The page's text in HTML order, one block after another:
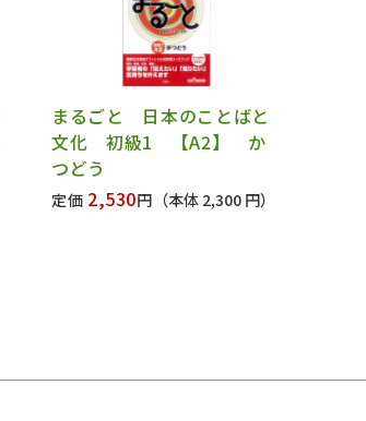
まるごと 日本のことばと
文化 初級1 【A2】 か
つどう
定価 2,530円 （本体 2,300 円）